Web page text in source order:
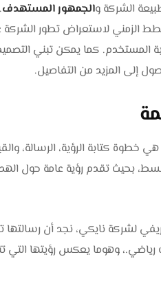
الشركة والجمهور المستهدف
الزمني لاستعراض تطور الشركة
المستخدم. كما يمكن تبني
إلى المزيد من التفاصيل.
كتابة الرؤية، الرسالة،
بحيث تقدم رؤية عامة حول
لشركة نايكي، نجد أن
وهوما يعكس رؤيتها التي